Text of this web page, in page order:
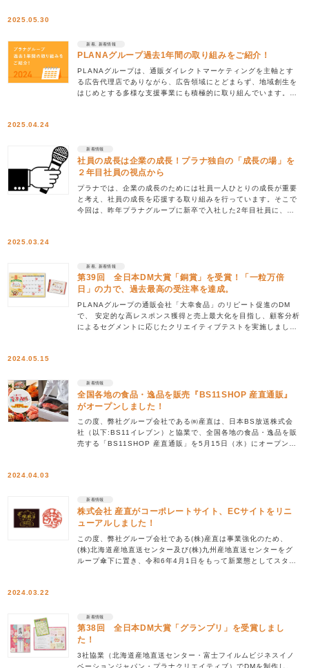
2025.05.30
新着, 新着情報
PLANAグループ過去1年間の取り組みをご紹介！
PLANAグループは、通販ダイレクトマーケティングを主軸とす
る広告代理店でありながら、広告領域にとどまらず、地域創生を
はじめとする多様な支援事業にも積極的に取り組んでいます。本
2025.04.24
新着情報
社員の成長は企業の成長！プラナ独自の「成長の場」を
２年目社員の視点から
プラナでは、企業の成長のためには社員一人ひとりの成長が重要
と考え、社員の成長を応援する取り組みを行っています。そこで
今回は、昨年プラナグループに新卒で入社した2年目社員に、こ
2025.03.24
新着, 新着情報
第39回 全日本DM大賞「銅賞」を受賞！「一粒万倍
日」の力で、過去最高の受注率を達成。
PLANAグループの通販会社「大幸食品」のリピート促進のDM
で、 安定的な高レスポンス獲得と売上最大化を目指し、顧客分析
によるセグメントに応じたクリエイティブテストを実施しまし
2024.05.15
新着情報
全国各地の食品・逸品を販売『BS11SHOP 産直通販』
がオープンしました！
この度、弊社グループ会社である㈱産直は、日本BS放送株式会
社（以下:BS11イレブン）と協業で、全国各地の食品・逸品を販
売する「BS11SHOP 産直通販」を5月15日（水）にオープンい
2024.04.03
新着情報
株式会社 産直がコーポレートサイト、ECサイトをリニ
ューアルしました！
この度、弊社グループ会社である(株)産直は事業強化のため、
(株)北海道産地直送センター及び(株)九州産地直送センターをグ
ループ傘下に置き、令和6年4月1日をもって新業態としてスター
2024.03.22
新着情報
第38回 全日本DM大賞「グランプリ」を受賞しまし
た！
3社協業（北海道産地直送センター・富士フイルムビジネスイノ
ベーションジャパン・プラナクリエイティブ）でDMを制作し、